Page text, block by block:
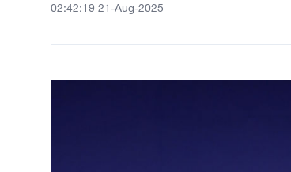
02:42:19 21-Aug-2025